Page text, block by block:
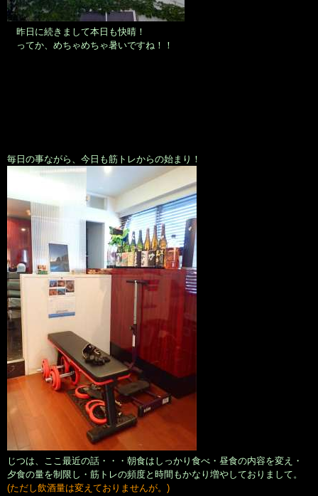
昨日に続きまして本日も快晴！
ってか、めちゃめちゃ暑いですね！！
毎日の事ながら、今日も筋トレからの始まり！
じつは、ここ最近の話・・・朝食はしっかり食べ・昼食の内容を変え・
夕食の量を制限し・筋トレの頻度と時間もかなり増やしておりまして。
(ただし飲酒量は変えておりませんが。)